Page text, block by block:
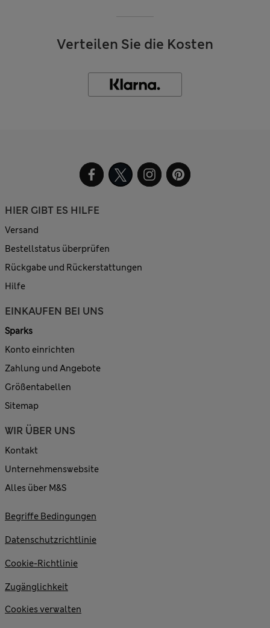
Verteilen Sie die Kosten
HIER GIBT ES HILFE
Versand
Bestellstatus überprüfen
Rückgabe und Rückerstattungen
Hilfe
EINKAUFEN BEI UNS
Sparks
Konto einrichten
Zahlung und Angebote
Größentabellen
Sitemap
WIR ÜBER UNS
Kontakt
Unternehmenswebsite
Alles über M&S
Begriffe Bedingungen
Datenschutzrichtlinie
Cookie-Richtlinie
Zugänglichkeit
Cookies verwalten